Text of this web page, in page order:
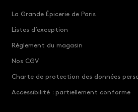
La Grande Épicerie de Paris
Listes d’exception
Règlement du magasin
Nos CGV
Charte de protection des données
Accessibilité : partiellement conforme